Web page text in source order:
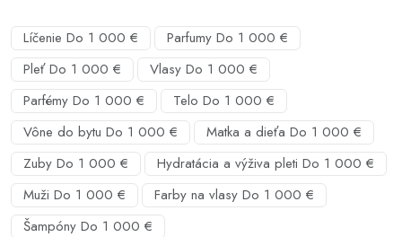
Líčenie Do 1 000 €
Parfumy Do 1 000 €
Pleť Do 1 000 €
Vlasy Do 1 000 €
Parfémy Do 1 000 €
Telo Do 1 000 €
Vône do bytu Do 1 000 €
Matka a dieťa Do 1 000 €
Zuby Do 1 000 €
Hydratácia a výživa pleti Do 1 000 €
Muži Do 1 000 €
Farby na vlasy Do 1 000 €
Šampóny Do 1 000 €